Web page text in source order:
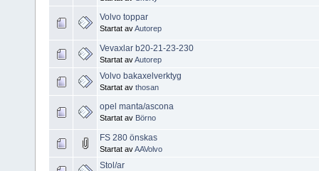
Volvo toppar
Startat avAutorep
Vevaxlar b20-21-23-230
Startat avAutorep
Volvo bakaxelverktyg
Startat av thosan
opel manta/ascona
Startat av Börno
FS 280 önskas
Startat avAAVolvo
Stol/ar